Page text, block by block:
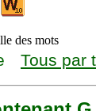
des mots
Tous par